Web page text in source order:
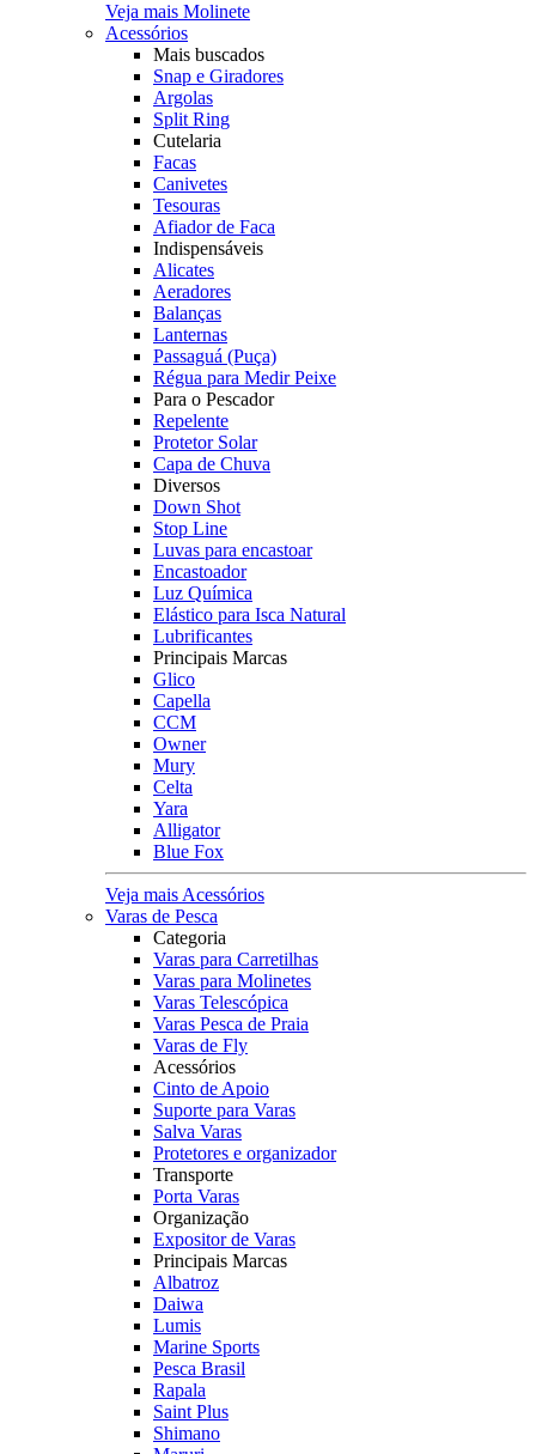
Veja mais Molinete
Acessórios
Mais buscados
Snap e Giradores
Argolas
Split Ring
Cutelaria
Facas
Canivetes
Tesouras
Afiador de Faca
Indispensáveis
Alicates
Aeradores
Balanças
Lanternas
Passaguá (Puça)
Régua para Medir Peixe
Para o Pescador
Repelente
Protetor Solar
Capa de Chuva
Diversos
Down Shot
Stop Line
Luvas para encastoar
Encastoador
Luz Química
Elástico para Isca Natural
Lubrificantes
Principais Marcas
Glico
Capella
CCM
Owner
Mury
Celta
Yara
Alligator
Blue Fox
Veja mais Acessórios
Varas de Pesca
Categoria
Varas para Carretilhas
Varas para Molinetes
Varas Telescópica
Varas Pesca de Praia
Varas de Fly
Acessórios
Cinto de Apoio
Suporte para Varas
Salva Varas
Protetores e organizador
Transporte
Porta Varas
Organização
Expositor de Varas
Principais Marcas
Albatroz
Daiwa
Lumis
Marine Sports
Pesca Brasil
Rapala
Saint Plus
Shimano